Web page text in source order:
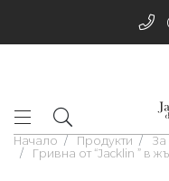
Начало Продукти
Гривна от “Jacklin ” в